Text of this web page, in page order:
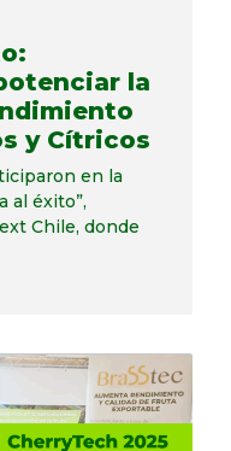
la
y Cítricos
en la
al éxito”,
Chile, donde